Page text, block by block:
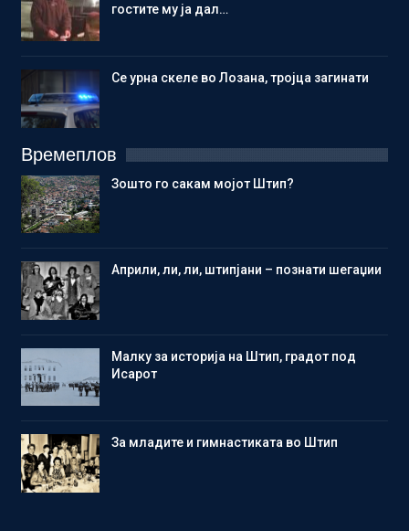
гостите му ја дал…
Се урна скеле во Лозана, тројца загинати
Времеплов
Зошто го сакам мојот Штип?
Aприли, ли, ли, штипјани – познати шегаџии
Малку за историја на Штип, градот под
Исарот
Зa младите и гимнастиката во Штип